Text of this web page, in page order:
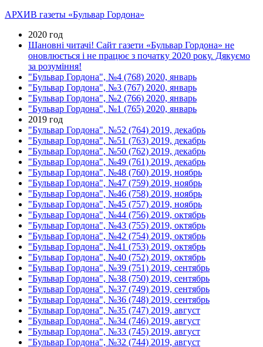
АРХИВ газеты «Бульвар Гордона»
2020 год
Шановні читачі! Сайт газети «Бульвар Гордона» не
оновлюється і не працює з початку 2020 року. Дякуємо
за розуміння!
"Бульвар Гордона", №4 (768) 2020, январь
"Бульвар Гордона", №3 (767) 2020, январь
"Бульвар Гордона", №2 (766) 2020, январь
"Бульвар Гордона", №1 (765) 2020, январь
2019 год
"Бульвар Гордона", №52 (764) 2019, декабрь
"Бульвар Гордона", №51 (763) 2019, декабрь
"Бульвар Гордона", №50 (762) 2019, декабрь
"Бульвар Гордона", №49 (761) 2019, декабрь
"Бульвар Гордона", №48 (760) 2019, ноябрь
"Бульвар Гордона", №47 (759) 2019, ноябрь
"Бульвар Гордона", №46 (758) 2019, ноябрь
"Бульвар Гордона", №45 (757) 2019, ноябрь
"Бульвар Гордона", №44 (756) 2019, октябрь
"Бульвар Гордона", №43 (755) 2019, октябрь
"Бульвар Гордона", №42 (754) 2019, октябрь
"Бульвар Гордона", №41 (753) 2019, октябрь
"Бульвар Гордона", №40 (752) 2019, октябрь
"Бульвар Гордона", №39 (751) 2019, сентябрь
"Бульвар Гордона", №38 (750) 2019, сентябрь
"Бульвар Гордона", №37 (749) 2019, сентябрь
"Бульвар Гордона", №36 (748) 2019, сентябрь
"Бульвар Гордона", №35 (747) 2019, август
"Бульвар Гордона", №34 (746) 2019, август
"Бульвар Гордона", №33 (745) 2019, август
"Бульвар Гордона", №32 (744) 2019, август